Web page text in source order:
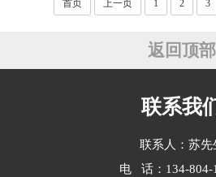
首页 上一页 1 2 3
返回顶部
联系我
联系人：苏先
电 话：134-804-